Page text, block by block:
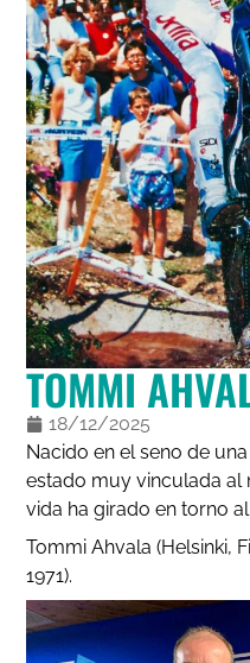
TOMMI
18/12/2025
Nacido en el seno de
estado muy vinculada
vida ha girado en torno al
Tommi Ahvala (Helsinki,
1971).